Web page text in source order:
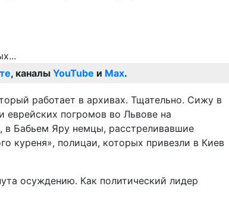
, каналы YouTube и Max.
работает в архивах. Тщательно. Сижу в
погромов во Львове на
Бабьем Яру немцы, расстреливавшие
куреня», полицаи, которых привезли в Киев
осуждению. Как политический лидер